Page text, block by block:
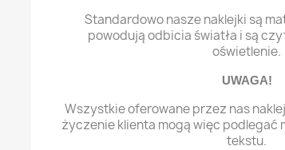
Standardowo nasze naklejki są
powodują odbicia światła i są
oświetlenie.
UWAGA!
Wszystkie oferowane przez nas
życzenie klienta mogą więc podlegać
tekstu.